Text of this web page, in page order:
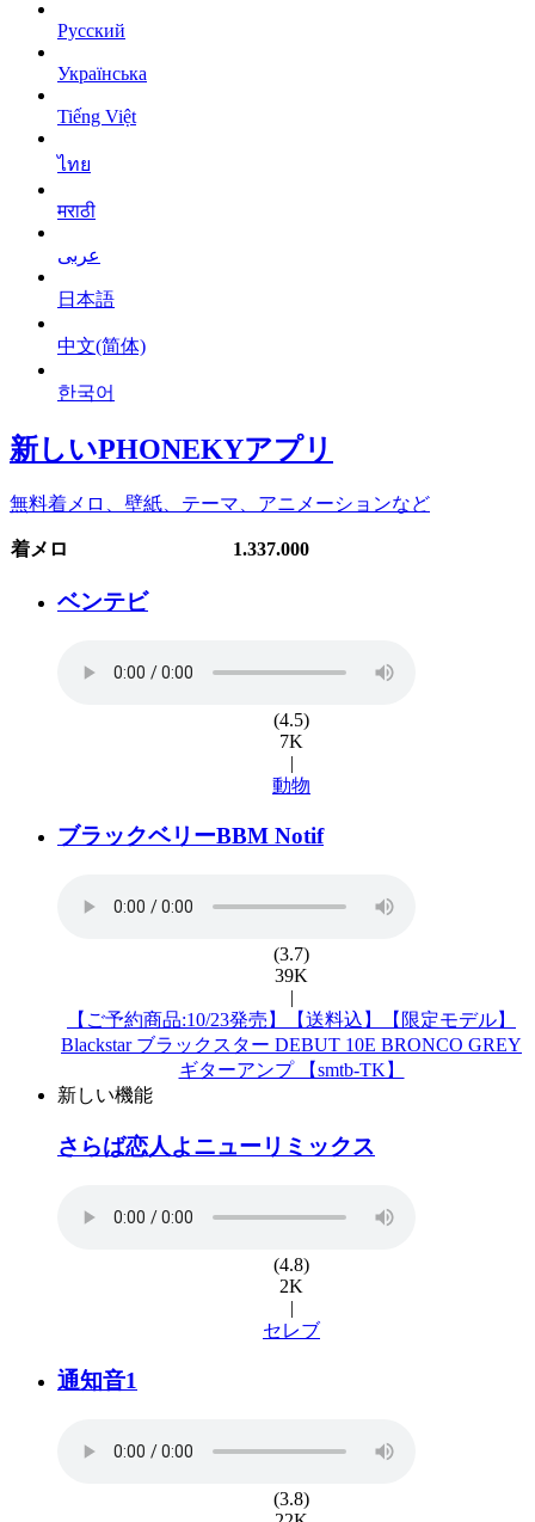
Русский
Українська
Tiếng Việt
ไทย
मराठी
عربى
日本語
中文(简体)
한국어
新しいPHONEKYアプリ
無料着メロ、壁紙、テーマ、アニメーションなど
着メロ 1.337.000
ベンテビ
(4.5)
7K
|
動物
ブラックベリーBBM Notif
(3.7)
39K
|
【ご予約商品:10/23発売】【送料込】【限定モデル】
Blackstar ブラックスター DEBUT 10E BRONCO GREY
ギターアンプ 【smtb-TK】
新しい機能
さらば恋人よニューリミックス
(4.8)
2K
|
セレブ
通知音1
(3.8)